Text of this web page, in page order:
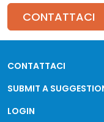
CONTATTACI
CONTATTACI
SUBMIT A
LOGIN